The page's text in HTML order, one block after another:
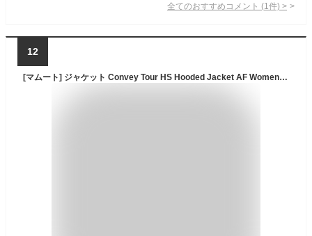
全てのおすすめコメント (1 件) >
12
[マムート] ジャケット Convey Tour HS Hooded Jacket AF Women ガールズ marine M